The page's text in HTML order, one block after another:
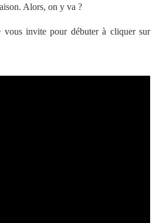
Alors, on y va ?
vous invite pour débuter à cliquer sur